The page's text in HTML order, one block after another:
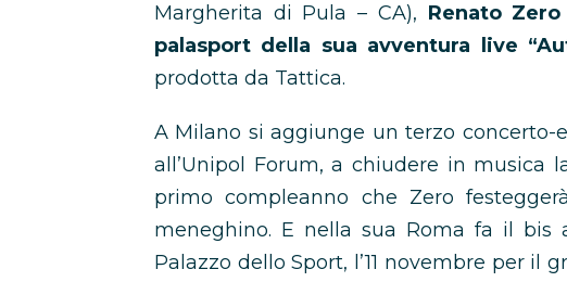
Margherita di Pula – CA), Renato
palasport della sua avventura live
prodotta da Tattica.
A Milano si aggiunge un terzo
all’Unipol Forum, a chiudere in musica
primo compleanno che Zero
meneghino. E nella sua Roma fa il bis
Palazzo dello Sport, l’11 novembre per il